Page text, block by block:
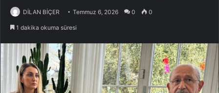
DİLAN BİÇER Temmuz 6, 2026 0 0
1 dakika okuma süresi